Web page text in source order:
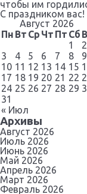
чтобы им
С праздником вас!
Август 2026
Пн Вт Ср Чт Пт Сб
« Июл
1
2
3
4 5 6 7 8
9
10 11 12 13 14 15
17 18 19 20 21 22
24 25 26 27 28 29
31
Архивы
Август 2026
Июль 2026
Июнь 2026
Май 2026
Апрель 2026
Март 2026
Февраль 2026